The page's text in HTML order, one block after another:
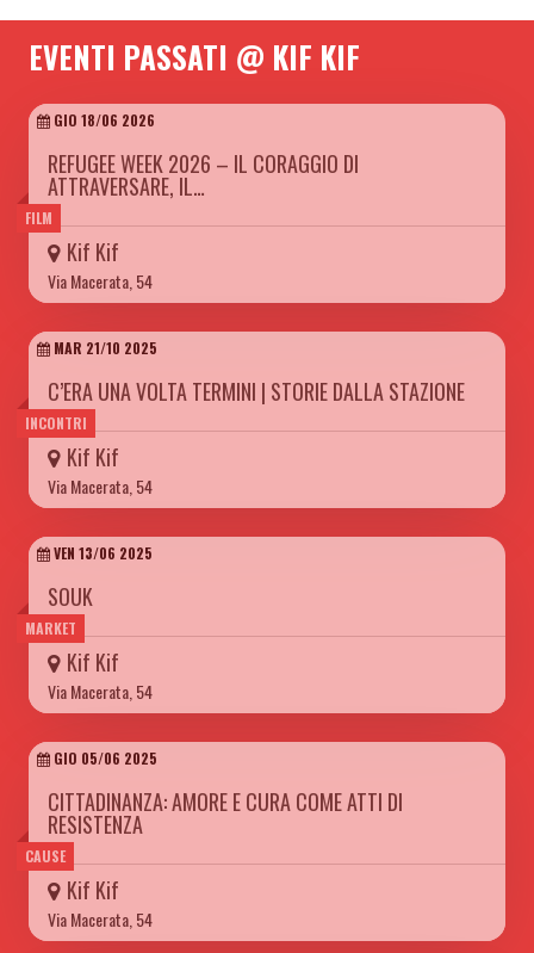
EVENTI PASSATI @ KIF KIF
FILM
GIO 18/06 2026
REFUGEE WEEK 2026 – IL CORAGGIO DI
ATTRAVERSARE, IL…
Kif Kif
Via Macerata, 54
INCONTRI
MAR 21/10 2025
C’ERA UNA VOLTA TERMINI | STORIE DALLA STAZIONE
Kif Kif
Via Macerata, 54
MARKET
VEN 13/06 2025
SOUK
Kif Kif
Via Macerata, 54
CAUSE
GIO 05/06 2025
CITTADINANZA: AMORE E CURA COME ATTI DI
RESISTENZA
Kif Kif
Via Macerata, 54